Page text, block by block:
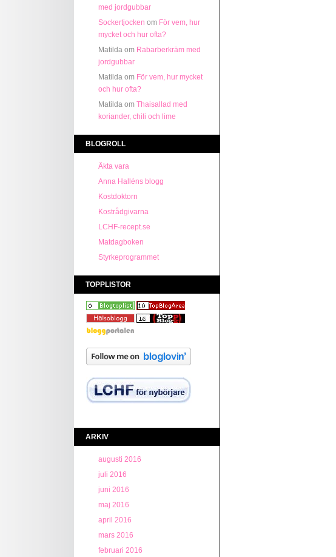
med jordgubbar
Sockertjocken om För vem, hur
mycket och hur ofta?
Matilda om Rabarberkräm med
jordgubbar
Matilda om För vem, hur mycket
och hur ofta?
Matilda om Thaisallad med
koriander, chili och lime
BLOGROLL
Äkta vara
Anna Halléns blogg
Kostdoktorn
Kostrådgivarna
LCHF-recept.se
Matdagboken
Styrkeprogrammet
TOPPLISTOR
ARKIV
augusti 2016
juli 2016
juni 2016
maj 2016
april 2016
mars 2016
februari 2016